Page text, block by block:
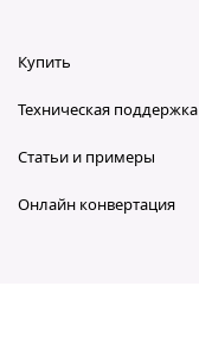
Купить
Техническая поддержка
Статьи и примеры
Онлайн конвертация